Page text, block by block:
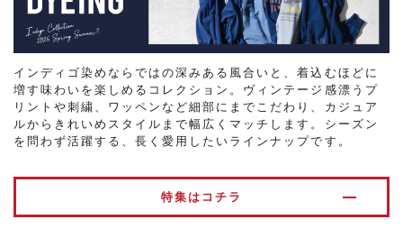
インディゴ染めならではの深みある風合いと、着込むほどに
増す味わいを楽しめるコレクション。ヴィンテージ感漂うプ
リントや刺繍、ワッペンなど細部にまでこだわり、カジュア
ルからきれいめスタイルまで幅広くマッチします。シーズン
を問わず活躍する、長く愛用したいラインナップです。
特集はコチラ